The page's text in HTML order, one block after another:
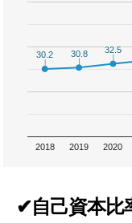
2018 2019 2020
30.2
30.2 30.8
30.8 32.5
32.5
✔自己資本比